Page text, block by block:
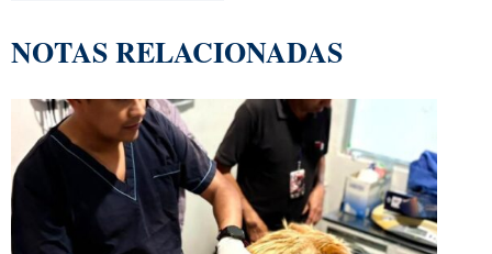
NOTAS RELACIONADAS